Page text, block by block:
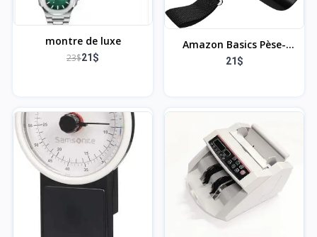
montre de luxe
23$21$
Amazon Basics Pèse-
Bagages numérique,
21$